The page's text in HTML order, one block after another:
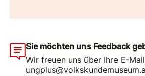
Sie möchten uns Feedback
Wir freuen uns über Ihre E-